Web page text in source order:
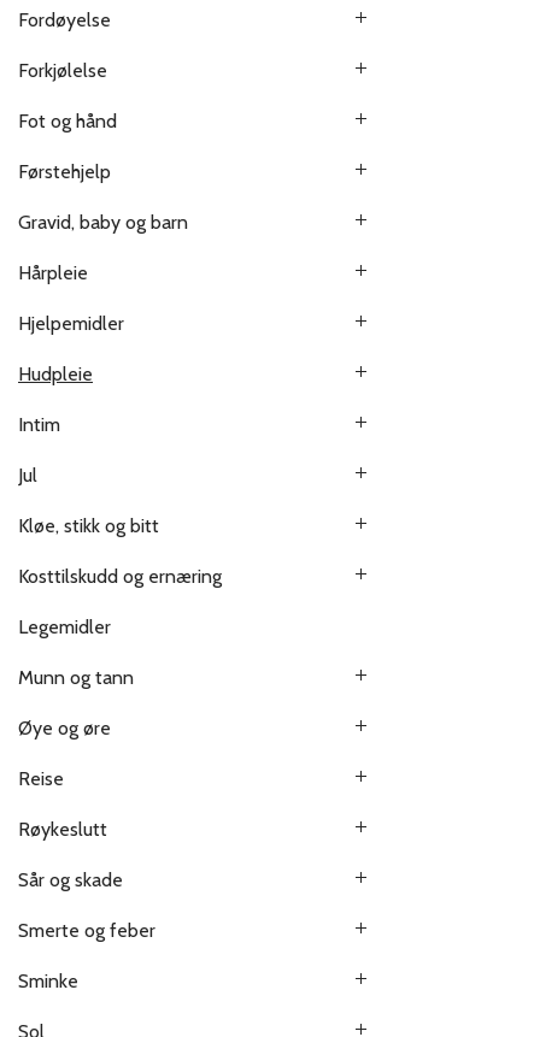
Fordøyelse
Forkjølelse
Fot og hånd
Førstehjelp
Gravid, baby og barn
Hårpleie
Hjelpemidler
Hudpleie
Intim
Jul
Kløe, stikk og bitt
Kosttilskudd og ernæring
Legemidler
Munn og tann
Øye og øre
Reise
Røykeslutt
Sår og skade
Smerte og feber
Sminke
Sol